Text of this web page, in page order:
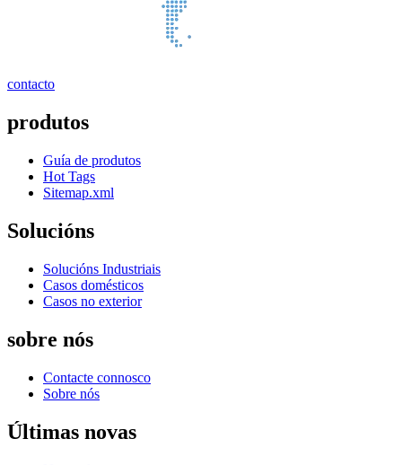
contacto
produtos
Guía de produtos
Hot Tags
Sitemap.xml
Solucións
Solucións Industriais
Casos domésticos
Casos no exterior
sobre nós
Contacte connosco
Sobre nós
Últimas novas